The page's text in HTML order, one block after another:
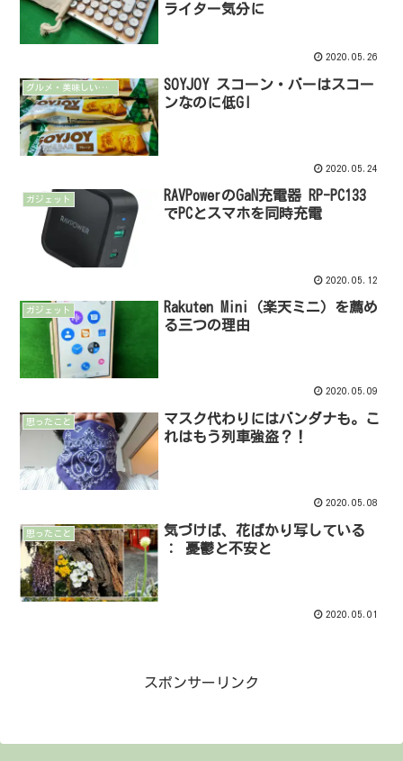
ライター気分に
2020.05.26
グルメ・美味しいもの
SOYJOY スコーン・バーはスコー
ンなのに低GI
2020.05.24
ガジェット
RAVPowerのGaN充電器 RP-PC133
でPCとスマホを同時充電
2020.05.12
ガジェット
Rakuten Mini（楽天ミニ）を薦め
る三つの理由
2020.05.09
思ったこと
マスク代わりにはバンダナも。こ
れはもう列車強盗？！
2020.05.08
思ったこと
気づけば、花ばかり写している
： 憂鬱と不安と
2020.05.01
スポンサーリンク